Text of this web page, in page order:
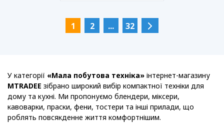
1 2 ... 32
У категорії «Мала побутова техніка» інтернет-магазину
MTRADEE зібрано широкий вибір компактної техніки для
дому та кухні. Ми пропонуємо блендери, міксери,
кавоварки, праски, фени, тостери та інші прилади, що
роблять повсякденне життя комфортнішим.